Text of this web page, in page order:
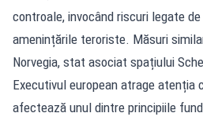
controale, invocând riscuri legate
amenințările teroriste. Măsuri
Norvegia, stat asociat spațiului
Executivul european atrage atenția
afectează unul dintre principiile